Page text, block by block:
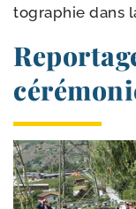
to­gra­phie dans